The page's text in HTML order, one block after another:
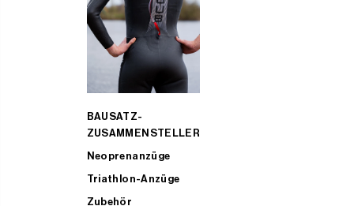
BAUSATZ-
ZUSAMMENSTELLER
Neoprenanzüge
Triathlon-Anzüge
Zubehör